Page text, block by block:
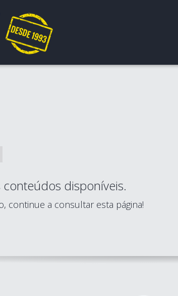
disponíveis.
continue a consultar esta página!